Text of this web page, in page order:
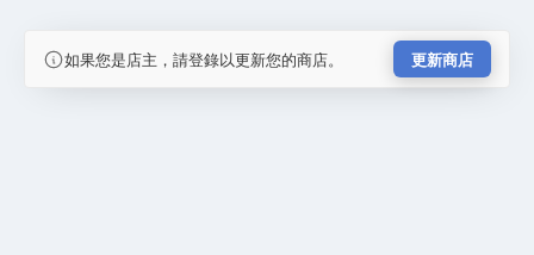
如果您是店主，請登錄以更新您的商店。 更新商店